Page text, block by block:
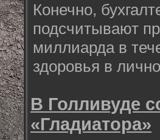
Конечно,
подсчитывают
миллиарда в
здоровья в
В Голливуде
«Гладиатора»